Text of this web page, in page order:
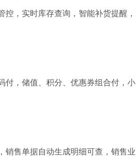
，实时库存查询，智能补货提醒，
付，储值、积分、优惠券组合付，小
销售单据自动生成明细可查，销售业